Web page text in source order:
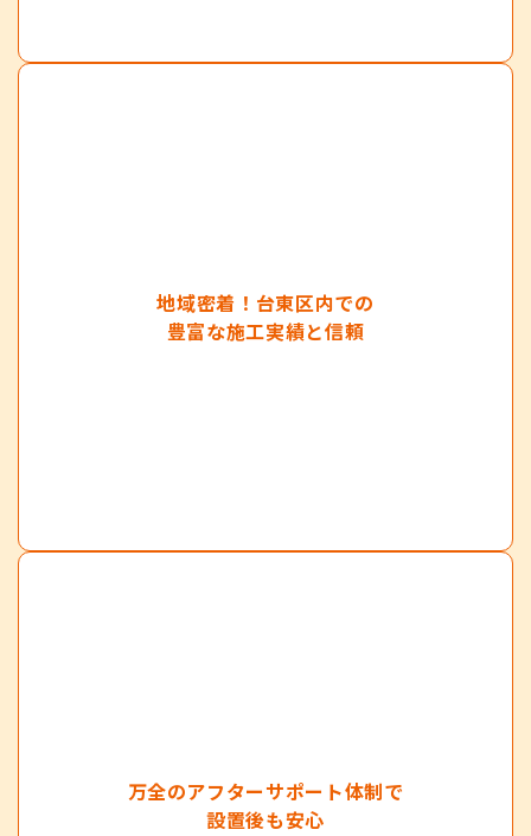
地域密着！台東区内での
豊富な施工実績と信頼
万全のアフターサポート体制で
設置後も安心